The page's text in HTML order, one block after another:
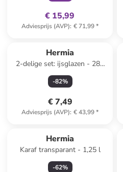
€ 15,99
Adviesprijs (AVP): € 71,99*
Hermia
2-delige set: ijsglazen - 280
ml
-82%
€ 7,49
Adviesprijs (AVP): € 43,99*
Hermia
Karaf transparant - 1,25 l
-62%